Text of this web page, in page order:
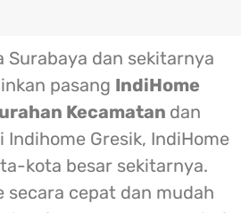
Surabaya dan sekitarnya
pasang IndiHome
Kecamatan dan
Gresik, IndiHome
kota besar sekitarnya.
secara cepat dan mudah